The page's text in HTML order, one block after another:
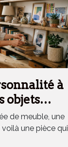
à
objets
?
de meuble, une
une pièce qui